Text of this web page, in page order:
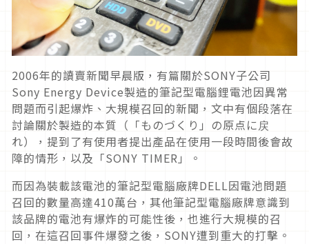
2006年的讀賣新聞早晨版，有篇關於SONY子公司
Sony Energy Device製造的筆記型電腦鋰電池因異常
問題而引起爆炸、大規模召回的新聞，文中有個段落在
討論關於製造的本質（「ものづくり」の原点に戻
れ），提到了有使用者提出產品在使用一段時間後會故
障的情形，以及「SONY TIMER」。
而因為裝載該電池的筆記型電腦廠牌DELL因電池問題
召回的數量高達410萬台，其他筆記型電腦廠牌意識到
該品牌的電池有爆炸的可能性後，也進行大規模的召
回，在這召回事件爆發之後，SONY遭到重大的打擊。